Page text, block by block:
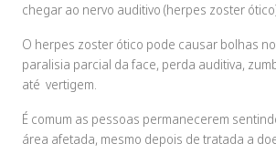
chegar ao nervo auditivo (herpes zoster
O herpes zoster ótico pode causar bolhas
paralisia parcial da face, perda auditiva,
até vertigem.
É comum as pessoas permanecerem
área afetada, mesmo depois de tratada a